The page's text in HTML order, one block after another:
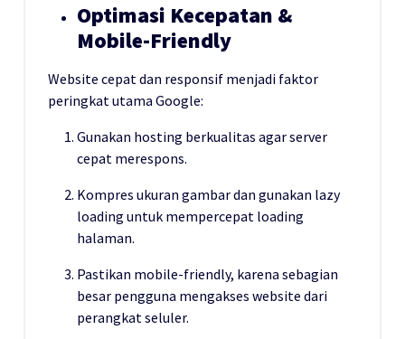
Optimasi Kecepatan &
Mobile-Friendly
Website cepat dan responsif menjadi faktor
peringkat utama Google:
Gunakan hosting berkualitas agar server
cepat merespons.
Kompres ukuran gambar dan gunakan lazy
loading untuk mempercepat loading
halaman.
Pastikan mobile-friendly, karena sebagian
besar pengguna mengakses website dari
perangkat seluler.